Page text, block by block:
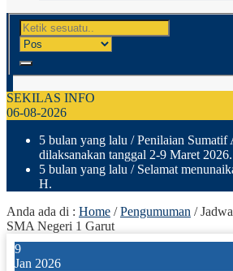
SEKILAS INFO
06-08-2026
5 bulan yang lalu / Penilaian Sumatif
dilaksanakan tanggal 2-9 Maret 2026.
5 bulan yang lalu / Selamat
H.
Anda ada di : Home /Pengumuman /
SMA Negeri 1 Garut
9
Jan 2026